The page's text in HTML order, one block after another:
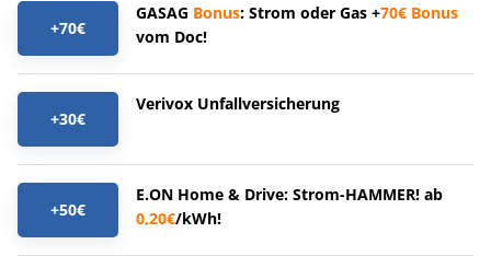
+70€
GASAG Bonus: Strom oder Gas +70€ Bonus
vom Doc!
+30€
Verivox Unfallversicherung
+50€
E.ON Home & Drive: Strom-HAMMER! ab
0,20€/kWh!